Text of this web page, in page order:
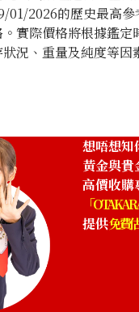
01/2026的歷史最高參
實際價格將根據鑑定
況、重量及純度等因
想唔想知
黃金與貴
高價收購
「
提供免費